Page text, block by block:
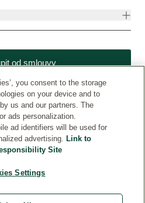
od smlouvy
you consent to the storage
on your device and to
us and our partners. The
ads personalization.
ad identifiers will be used for
advertising. Link to
Site
Settings